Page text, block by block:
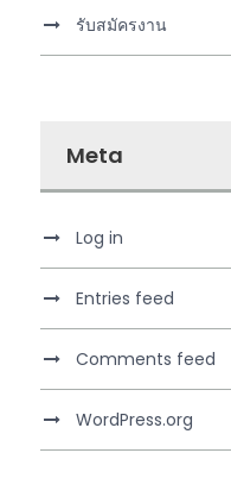
รับสมัครงาน
Meta
Log in
Entries feed
Comments feed
WordPress.org